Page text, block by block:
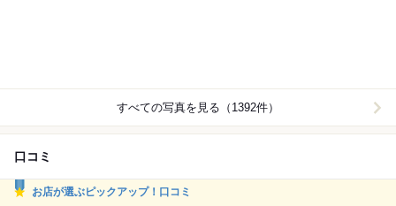
すべての写真を見る（1392件）
口コミ
お店が選ぶピックアップ！口コミ